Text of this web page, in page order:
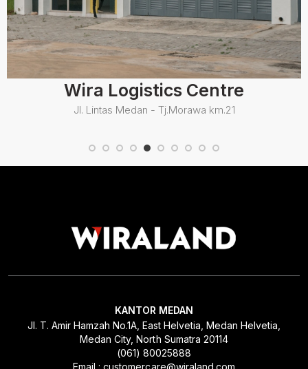
Wira Logistics Centre
Jl. Lintas Medan - Tj.Morawa km.21
KANTOR MEDAN
Jl. T. Amir Hamzah No.1A, East Helvetia, Medan Helvetia,
Medan City, North Sumatra 20114
(061) 80025888